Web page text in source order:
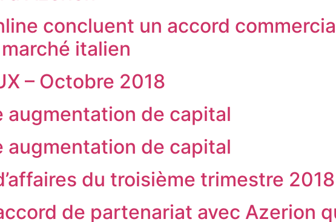
concluent un accord
italien
– Octobre 2018
augmentation de capital
augmentation de capital
du troisième trimestre 2018
de partenariat avec Azerion